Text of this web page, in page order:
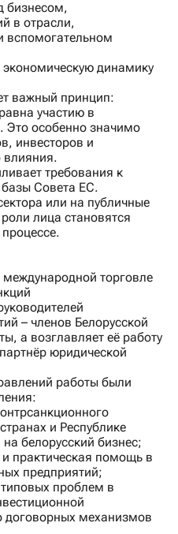
бизнесом,
в отрасли,
вспомогательном
динамику
важный принцип:
участию в
Это особенно значимо
инвесторов и
требования к
базы Совета ЕС.
или на публичные
лица становятся
торговле
– членов Белорусской
а возглавляет её работу
юридической
работы были
и Республике
белорусский бизнес;
практическая помощь в
предприятий;
проблем в
договорных механизмов